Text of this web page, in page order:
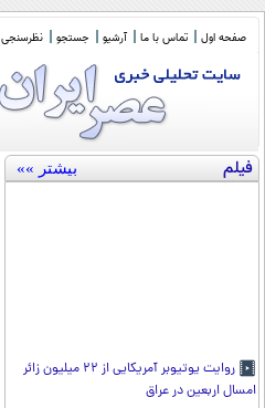
صفحه اول تماس با ما آرشیو جستجو نظرسنجی
فیلم بیشتر »»
روایت یوتیوبر آمریکایی از ۲۲ میلیون زائر
امسال اربعین در عراق